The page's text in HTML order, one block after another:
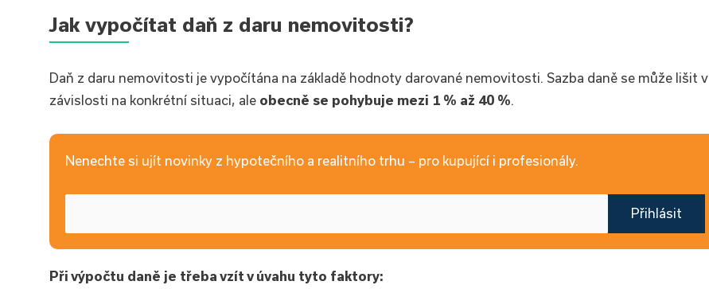
Jak vypočítat daň z daru nemovitosti?
Daň z daru nemovitosti je vypočítána na základě hodnoty darované nemovitosti. Sazba daně se může lišit v
závislosti na konkrétní situaci, ale obecně se pohybuje mezi 1 % až 40 %
Nenechte si ujít novinky z hypotečního a realitního trhu – pro kupující i profesionály.
Přihlásit
Při výpočtu daně je třeba vzít v úvahu tyto faktory: